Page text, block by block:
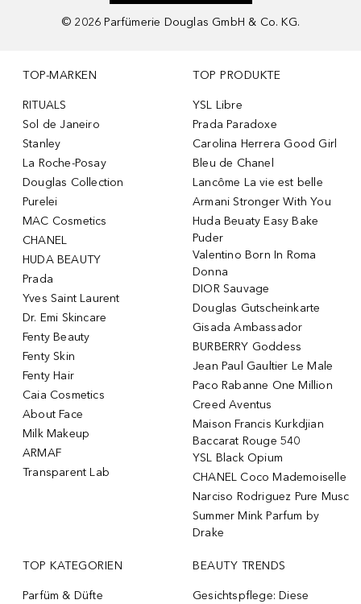
© 2026 Parfümerie Douglas GmbH & Co. KG.
TOP-MARKEN
RITUALS
Sol de Janeiro
Stanley
La Roche-Posay
Douglas Collection
Purelei
MAC Cosmetics
CHANEL
HUDA BEAUTY
Prada
Yves Saint Laurent
Dr. Emi Skincare
Fenty Beauty
Fenty Skin
Fenty Hair
Caia Cosmetics
About Face
Milk Makeup
ARMAF
Transparent Lab
TOP PRODUKTE
YSL Libre
Prada Paradoxe
Carolina Herrera Good Girl
Bleu de Chanel
Lancôme La vie est belle
Armani Stronger With You
Huda Beuaty Easy Bake
Puder
Valentino Born In Roma
Donna
DIOR Sauvage
Douglas Gutscheinkarte
Gisada Ambassador
BURBERRY Goddess
Jean Paul Gaultier Le Male
Paco Rabanne One Million
Creed Aventus
Maison Francis Kurkdjian
Baccarat Rouge 540
YSL Black Opium
CHANEL Coco Mademoiselle
Narciso Rodriguez Pure Musc
Summer Mink Parfum by
Drake
TOP KATEGORIEN
Parfüm & Düfte
BEAUTY TRENDS
Gesichtspflege: Diese